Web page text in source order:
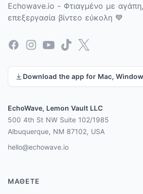
Echowave.io - Φτιαγμένο με
επεξεργασία βίντεο εύκολη 💙
Facebook
InstagramYouTubeTikTok
X
Download the app for Mac,
EchoWave, Lemon Vault LLC
500 4th St NW Suite 102/1985
Albuquerque, NM 87102, USA
hello@echowave.io
ΜΆΘΕΤΕ